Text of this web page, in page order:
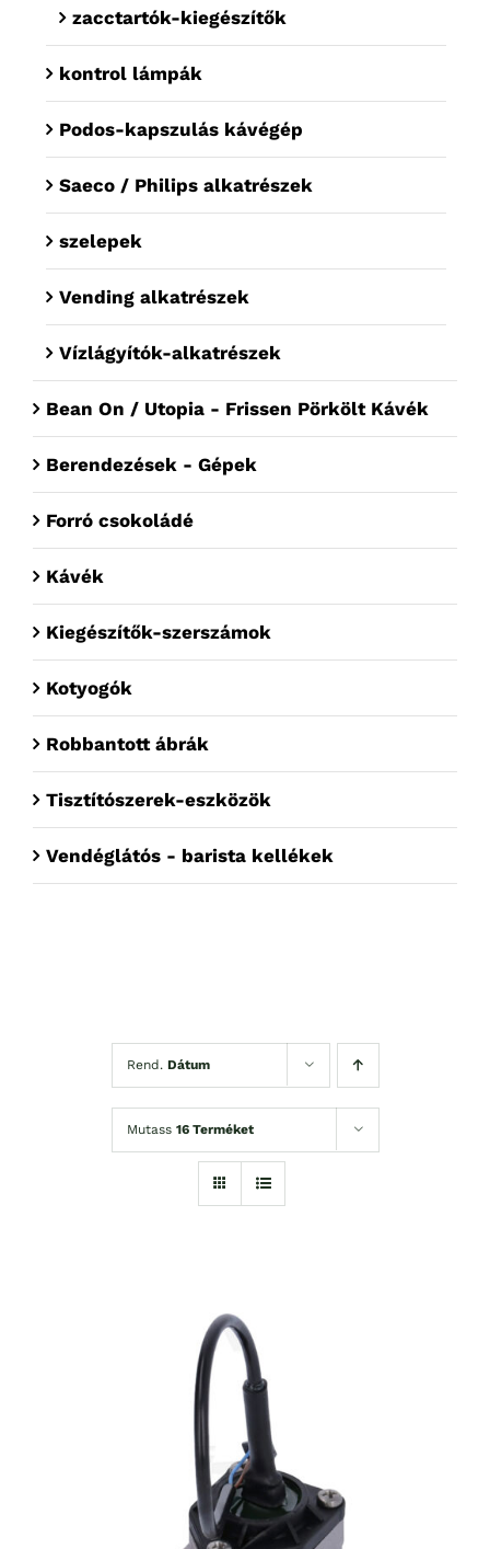
Rend. Dátum
Mutass 16 Terméket
KOSÁRBA TESZEM / RÉSZLETEK
zacctartók-kiegészítők
kontrol lámpák
Podos-kapszulás kávégép
Saeco / Philips alkatrészek
szelepek
Vending alkatrészek
Vízlágyítók-alkatrészek
Bean On / Utopia - Frissen Pörkölt Kávék
Berendezések - Gépek
Forró csokoládé
Kávék
Kiegészítők-szerszámok
Kotyogók
Robbantott ábrák
Tisztítószerek-eszközök
Vendéglátós - barista kellékek